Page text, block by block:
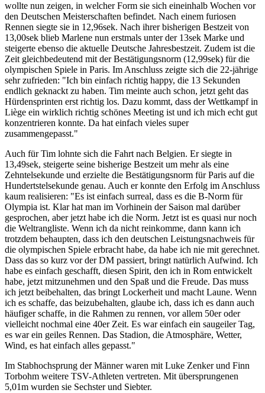
wollte nun zeigen, in welcher Form sie sich eineinhalb Wochen vor
den Deutschen Meisterschaften befindet. Nach einem furiosen
Rennen siegte sie in 12,96sek. Nach ihrer bisherigen Bestzeit von
13,00sek blieb Marlene nun erstmals unter der 13sek Marke und
steigerte ebenso die aktuelle Deutsche Jahresbestzeit. Zudem ist die
Zeit gleichbedeutend mit der Bestätigungsnorm (12,99sek) für die
olympischen Spiele in Paris. Im Anschluss zeigte sich die 22-jährige
sehr zufrieden: "Ich bin einfach richtig happy, die 13 Sekunden
endlich geknackt zu haben. Tim meinte auch schon, jetzt geht das
Hürdensprinten erst richtig los. Dazu kommt, dass der Wettkampf in
Liège ein wirklich richtig schönes Meeting ist und ich mich echt gut
konzentrieren konnte. Da hat einfach vieles super
zusammengepasst."
Auch für Tim lohnte sich die Fahrt nach Belgien. Er siegte in
13,49sek, steigerte seine bisherige Bestzeit um mehr als eine
Zehntelsekunde und erzielte die Bestätigungsnorm für Paris auf die
Hundertstelsekunde genau. Auch er konnte den Erfolg im Anschluss
kaum realisieren: "Es ist einfach surreal, dass es die B-Norm für
Olympia ist. Klar hat man im Vorhinein der Saison mal darüber
gesprochen, aber jetzt habe ich die Norm. Jetzt ist es quasi nur noch
die Weltrangliste. Wenn ich da nicht reinkomme, dann kann ich
trotzdem behaupten, dass ich den deutschen Leistungsnachweis für
die olympischen Spiele erbracht habe, da habe ich nie mit gerechnet.
Dass das so kurz vor der DM passiert, bringt natürlich Aufwind. Ich
habe es einfach geschafft, diesen Spirit, den ich in Rom entwickelt
habe, jetzt mitzunehmen und den Spaß und die Freude. Das muss
ich jetzt beibehalten, das bringt Lockerheit und macht Laune. Wenn
ich es schaffe, das beizubehalten, glaube ich, dass ich es dann auch
häufiger schaffe, in die Rahmen zu rennen, vor allem 50er oder
vielleicht nochmal eine 40er Zeit. Es war einfach ein saugeiler Tag,
es war ein geiles Rennen. Das Stadion, die Atmosphäre, Wetter,
Wind, es hat einfach alles gepasst."
Im Stabhochsprung der Männer waren mit Luke Zenker und Finn
Torbohm weitere TSV-Athleten vertreten. Mit übersprungenen
5,01m wurden sie Sechster und Siebter.